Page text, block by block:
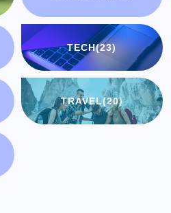
TECH(23)
TRAVEL(20)